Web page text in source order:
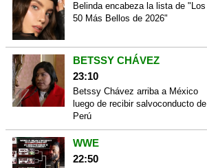
Belinda encabeza la lista de "Los
50 Más Bellos de 2026"
BETSSY CHÁVEZ
23:10
Betssy Chávez arriba a México
luego de recibir salvoconducto de
Perú
WWE
22:50